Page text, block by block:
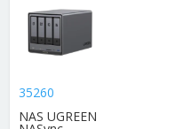
35260
NAS UGREEN